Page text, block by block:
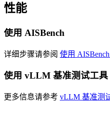
性能
使用 AISBench
详细步骤请参阅 使用
使用 vLLM 基准测试工具
更多信息请参考 vLLM 基准测